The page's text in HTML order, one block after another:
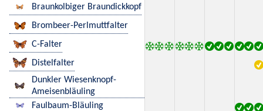
Braunkolbiger Braundickkopf
Brombeer-Perlmuttfalter
C-Falter
Distelfalter
Dunkler Wiesenknopf-
Ameisenbläuling
Faulbaum-Bläuling